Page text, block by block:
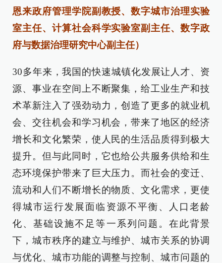
恩来政府管理学院副教授、数字城市治理实验
室主任、计算社会科学实验室副主任、数字政
府与数据治理研究中心副主任）
30多年来，我国的快速城镇化发展让人才、资
源、事业在空间上不断聚集，给工业生产和技
术革新注入了强劲动力，创造了更多的就业机
会、交往机会和学习机会，带来了地区的经济
增长和文化繁荣，使人民的生活品质得到极大
提升。但与此同时，它也给公共服务供给和生
态环境保护带来了巨大压力。而社会的变迁、
流动和人们不断增长的物质、文化需求，更使
得城市运行发展面临资源不平衡、人口老龄
化、基础设施不足等一系列问题。在此背景
下，城市秩序的建立与维护、城市关系的协调
与优化、城市功能的调整与控制、城市问题的